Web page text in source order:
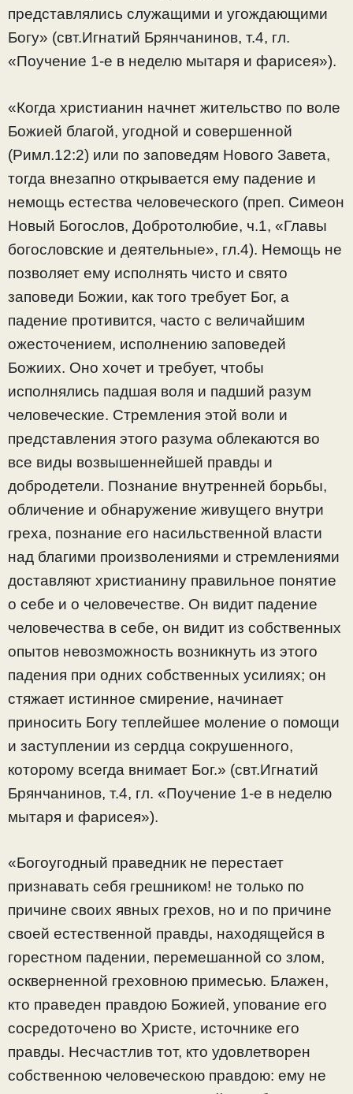
представлялись служащими и угождающими
Богу» (свт.Игнатий Брянчанинов, т.4, гл.
«Поучение 1-е в неделю мытаря и фарисея»).
«Когда христианин начнет жительство по воле
Божией благой, угодной и совершенной
(Римл.12:2) или по заповедям Нового Завета,
тогда внезапно открывается ему падение и
немощь естества человеческого (преп. Симеон
Новый Богослов, Добротолюбие, ч.1, «Главы
богословские и деятельные», гл.4). Немощь не
позволяет ему исполнять чисто и свято
заповеди Божии, как того требует Бог, а
падение противится, часто с величайшим
ожесточением, исполнению заповедей
Божиих. Оно хочет и требует, чтобы
исполнялись падшая воля и падший разум
человеческие. Стремления этой воли и
представления этого разума облекаются во
все виды возвышеннейшей правды и
добродетели. Познание внутренней борьбы,
обличение и обнаружение живущего внутри
греха, познание его насильственной власти
над благими произволениями и стремлениями
доставляют христианину правильное понятие
о себе и о человечестве. Он видит падение
человечества в себе, он видит из собственных
опытов невозможность возникнуть из этого
падения при одних собственных усилиях; он
стяжает истинное смирение, начинает
приносить Богу теплейшее моление о помощи
и заступлении из сердца сокрушенного,
которому всегда внимает Бог.» (свт.Игнатий
Брянчанинов, т.4, гл. «Поучение 1-е в неделю
мытаря и фарисея»).
«Богоугодный праведник не перестает
признавать себя грешником! не только по
причине своих явных грехов, но и по причине
своей естественной правды, находящейся в
горестном падении, перемешанной со злом,
оскверненной греховною примесью. Блажен,
кто праведен правдою Божией, упование его
сосредоточено во Христе, источнике его
правды. Несчастлив тот, кто удовлетворен
собственною человеческою правдою: ему не